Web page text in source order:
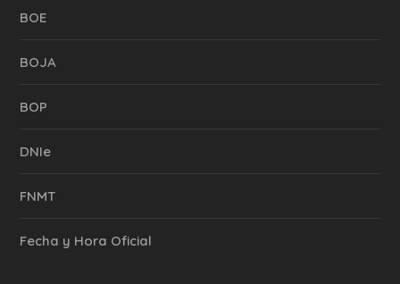
BOE
BOJA
BOP
DNIe
FNMT
Fecha y Hora Oficial